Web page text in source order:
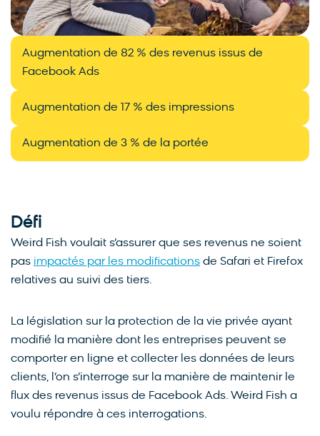
Augmentation de 82 % des revenus issus de
Facebook Ads
Augmentation de 17 % des impressions
Augmentation de 3 % de la portée
Défi
Weird Fish voulait s’assurer que ses revenus ne soient
pas impactés par les modifications de Safari et Firefox
relatives au suivi des tiers.
La législation sur la protection de la vie privée ayant
modifié la manière dont les entreprises peuvent se
comporter en ligne et collecter les données de leurs
clients, l’on s’interroge sur la manière de maintenir le
flux des revenus issus de Facebook Ads. Weird Fish a
voulu répondre à ces interrogations.